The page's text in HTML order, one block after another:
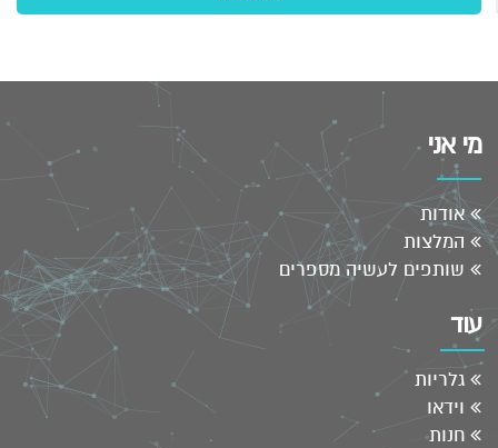
מי אני
אודות
המלצות
שותפים לעשיה מספרים
עוד
גלריות
וידאו
חנות